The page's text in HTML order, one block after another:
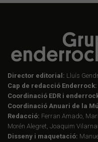
Director editorial: Lluís
Cap de redacció Enderrock:
Coordinació EDR i
Coordinació Anuari de la
Redacció: Ferran Amado,
Morén Alegret, Joaquim
Disseny i maquetació: